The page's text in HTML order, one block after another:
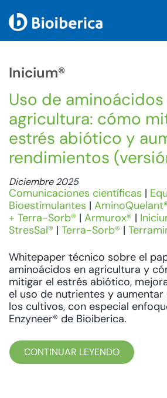
Inicium®
Uso de aminoácidos
agricultura: cómo
estrés abiótico y
rendimientos
Diciembre 2025
Comunicaciones científicas |
Bioestimulantes |
+ Terra-Sorb® | Armurox® |
StresSal® | Terra-Sorb® |
Whitepaper técnico sobre el
aminoácidos en agricultura y
mitigar el estrés abiótico,
el uso de nutrientes y
los cultivos, con especial
Enzyneer® de Bioiberica.
CONTINUAR LEYENDO